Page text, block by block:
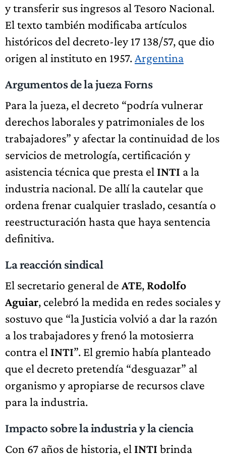
y transferir sus ingresos al Tesoro Nacional.
El texto también modificaba artículos
históricos del decreto-ley 17 138/57, que dio
origen al instituto en 1957. Argentina
Argumentos de la jueza Forns
Para la jueza, el decreto “podría vulnerar
derechos laborales y patrimoniales de los
trabajadores” y afectar la continuidad de los
servicios de metrología, certificación y
asistencia técnica que presta el INTI a la
industria nacional. De allí la cautelar que
ordena frenar cualquier traslado, cesantía o
reestructuración hasta que haya sentencia
definitiva.
La reacción sindical
El secretario general de ATE, Rodolfo
Aguiar, celebró la medida en redes sociales y
sostuvo que “la Justicia volvió a dar la razón
a los trabajadores y frenó la motosierra
contra el INTI”. El gremio había planteado
que el decreto pretendía “desguazar” al
organismo y apropiarse de recursos clave
para la industria.
Impacto sobre la industria y la ciencia
Con 67 años de historia, el INTI brinda